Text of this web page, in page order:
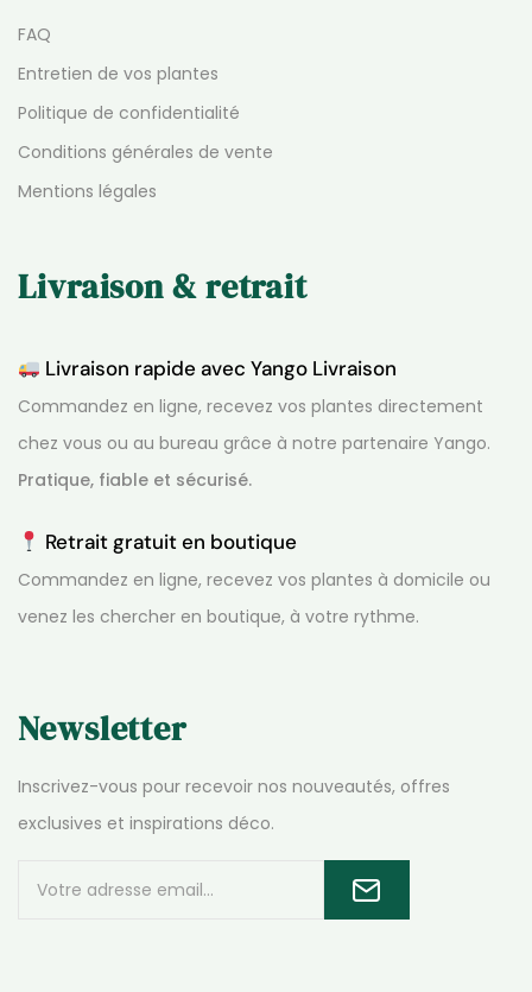
FAQ
Entretien de vos plantes
Politique de confidentialité
Conditions générales de vente
Mentions légales
Livraison & retrait
Livraison rapide avec Yango Livraison
Commandez en ligne, recevez vos plantes directement
chez vous ou au bureau grâce à notre partenaire Yango.
Pratique, fiable et sécurisé.
Retrait gratuit en boutique
Commandez en ligne, recevez vos plantes à domicile ou
venez les chercher en boutique, à votre rythme.
Newsletter
Inscrivez-vous pour recevoir nos nouveautés, offres
exclusives et inspirations déco.